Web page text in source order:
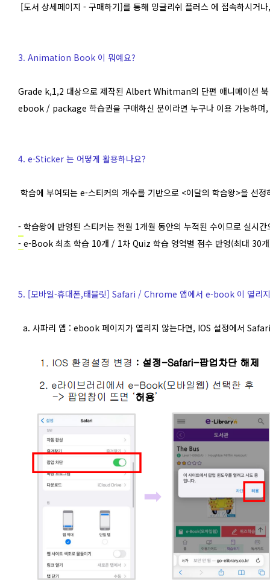
[도서 상세페이지 - 구매하기]를 통해 잉글리쉬 플러스 에 접속하시거나,
3. Animation Book 이 뭐예요?
Grade k,1,2 대상으로 제작된 Albert Whitman의 단편 애니메이션
ebook / package 학습권을 구매하신 분이라면 누구나 이용 가능하
4. e-Sticker 는 어떻게 활용하나요?
학습에 부여되는 e-스티커의 개수를 기반으로 <이달의 학습왕>을 선정
- 학습왕에 반영된 스티커는 전월 1개월 동안의 누적된 수이므로 실시
- e-Book 최초 학습 10개 / 1차 Quiz 학습 영역별 점수 반영(최대 30
5. [모바일-휴대폰,태블릿] Safari / Chrome 앱에서 e-book 이 열리
a. 사파리 앱 : ebook 페이지가 열리지 않는다면, IOS 설정에서